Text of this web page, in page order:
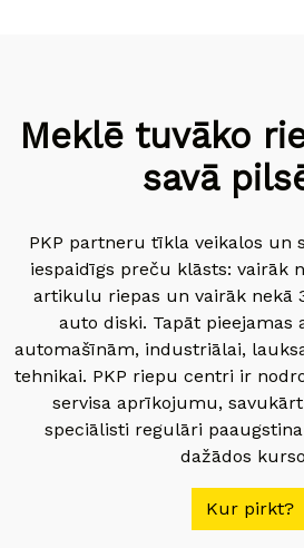
Meklē tuvāko
savā
PKP partneru tīkla veikalos un
iespaidīgs preču klāsts: vairāk
artikulu riepas un vairāk nekā
auto diski. Tapāt pieejamas
automašīnām, industriālai,
tehnikai. PKP riepu centri ir
servisa aprīkojumu,
speciālisti regulāri
dažādos
Kur pirkt?